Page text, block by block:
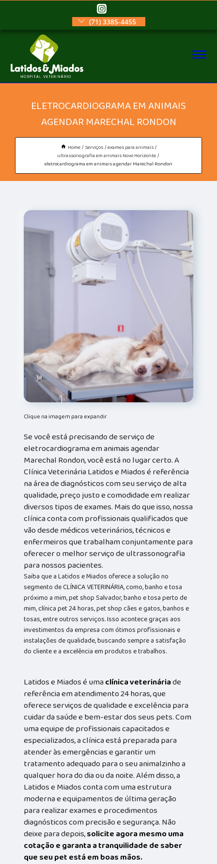
(71) 3385-4455
ELETROCARDIOGRAMA EM ANIMAIS
AGENDAR MARECHAL RONDON
Home Serviços exames para animais
ultrassonografia em animais Novo Horizonte
eletrocardiograma em animais agendar Marechal Rondon
Clique na imagem para expandir
Se você está precisando de serviço de
eletrocardiograma em animais agendar
Marechal Rondon, você está no lugar certo. A
Clínica Veterinária Latidos e Miados é referência
na área de diagnósticos com seu serviço de alta
qualidade, preço justo e comodidade em realizar
diversos tipos de exames. Mais do que isso, nossa
clínica conta com profissionais qualificados que
vão desde médicos veterinários, técnicos e
enfermeiros que trabalham conjuntamente para
oferecer o melhor serviço de ultrassonografia
para nossos pacientes.
Saiba que a Latidos e Miados oferece a solução no
segmento de CLÍNICA VETERINÁRIA, como, banho e tosa
próximo a mim, pet shop Salvador, banho e tosa perto de
mim, clínica pet 24 horas, pet shop cães e gatos, banhos e
tosas, entre outros serviços. Isso acontece graças aos
investimentos da empresa com ótimos profissionais e
instalações de qualidade, buscando sempre a satisfação
do cliente e a excelência em produtos e trabalhos.
Latidos e Miados é umaclínica veterináriade
referência em atendimento 24 horas, que
oferece serviços de qualidade e excelência para
cuidar da saúde e bem-estar dos seus pets. Com
uma equipe de profissionais capacitados e
especializados, a clínica está preparada para
atender às emergências e garantir um
tratamento adequado para o seu animalzinho a
qualquer hora do dia ou da noite. Além disso, a
Latidos e Miados conta com uma estrutura
moderna e equipamentos de última geração
para realizar exames e procedimentos
diagnósticos com precisão e segurança. Não
deixe para depois,solicite agora mesmo uma
cotação e garanta a tranquilidade de saber
que seu pet está em boas mãos.